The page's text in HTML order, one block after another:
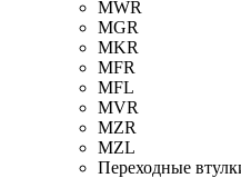
MWR
MGR
MKR
MFR
MFL
MVR
MZR
MZL
Переходные